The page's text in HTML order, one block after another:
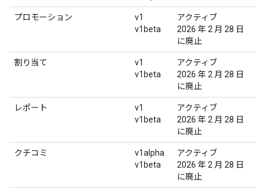
プロモーション
v1
v1beta
アクティブ
2026 年 2 月 28 日
に廃止
割り当て
v1
v1beta
アクティブ
2026 年 2 月 28 日
に廃止
レポート
v1
v1beta
アクティブ
2026 年 2 月 28 日
に廃止
クチコミ
v1alpha
v1beta
アクティブ
2026 年 2 月 28 日
に廃止